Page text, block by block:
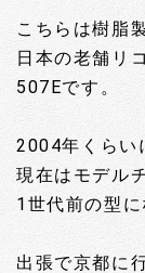
こちらは樹脂
日本の老舗リ
507Eです。
2004年くらい
現在はモデル
1世代前の型に
出張で京都に